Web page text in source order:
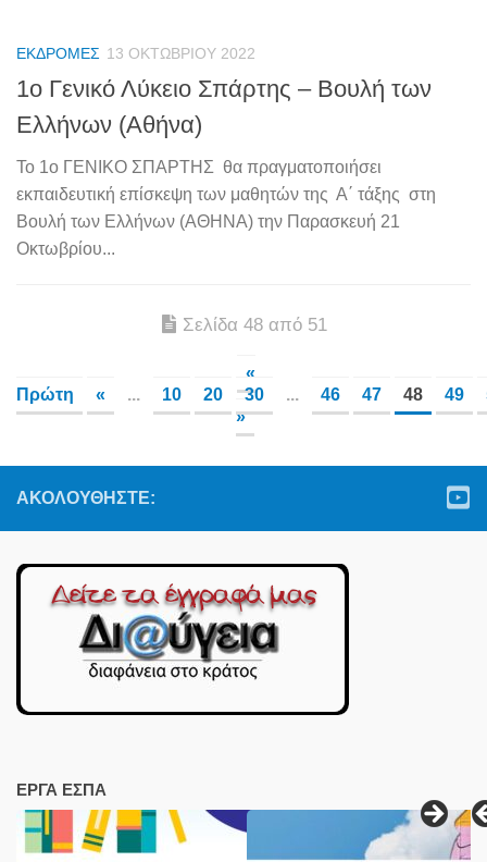
ΕΚΔΡΟΜΈΣ 13 ΟΚΤΩΒΡΊΟΥ 2022
1ο Γενικό Λύκειο Σπάρτης – Βουλή των
Ελλήνων (Αθήνα)
Το 1ο ΓΕΝΙΚΟ ΣΠΑΡΤΗΣ θα πραγματοποιήσει
εκπαιδευτική επίσκεψη των μαθητών της Α΄ τάξης στη
Βουλή των Ελλήνων (ΑΘΗΝΑ) την Παρασκευή 21
Οκτωβρίου...
Σελίδα 48 από 51
«
Πρώτη
« ... 10 20 30 ... 46 47 48 49
»
ΑΚΟΛΟΥΘΉΣΤΕ:
ΕΡΓΑ ΕΣΠΑ